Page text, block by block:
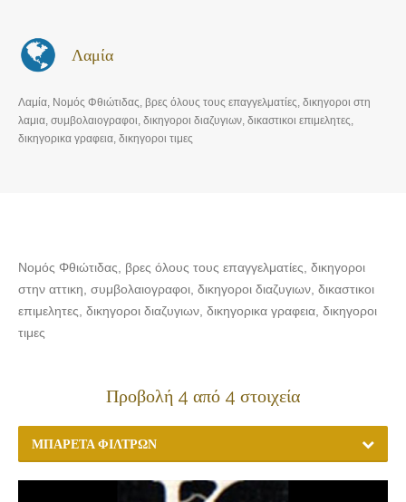
Λαμία
Λαμία, Νομός Φθιώτιδας, βρες όλους τους επαγγελματίες, δικηγοροι στη
λαμια, συμβολαιογραφοι, δικηγοροι διαζυγιων, δικαστικοι επιμελητες,
δικηγορικα γραφεια, δικηγοροι τιμες
Νομός Φθιώτιδας, βρες όλους τους επαγγελματίες, δικηγοροι
στην αττικη, συμβολαιογραφοι, δικηγοροι διαζυγιων, δικαστικοι
επιμελητες, δικηγοροι διαζυγιων, δικηγορικα γραφεια, δικηγοροι
τιμες
Προβολή 4 από 4 στοιχεία
ΜΠΑΡΈΤΑ ΦΊΛΤΡΩΝ